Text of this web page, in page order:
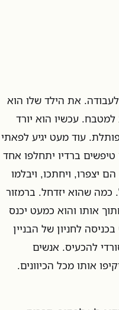
את הילד שלו הוא
עכשיו הוא יורד
עוד מעט יגיע לפאתי
טיפשים ברדיו יתחלפו אחד
יצפרו, ויחתכו, ויבלמו
כמה שהוא יזדחל. ברמזור
אותו והוא כמעט יכנס
לחניון של הבניין
להכעיס. אנשים
אותו מכל הכיוונים.